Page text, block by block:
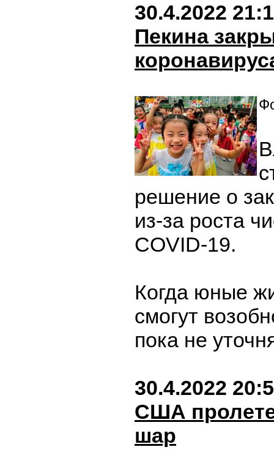
30.4.2022
Пекина
решение о
из-за роста
COVID-19.
Когда юные
смогут
пока не
30.4.2022
США
шар